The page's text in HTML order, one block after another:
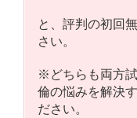
と、評判の初回
さい。
※どちらも両方
倫の悩みを解決
ださい。